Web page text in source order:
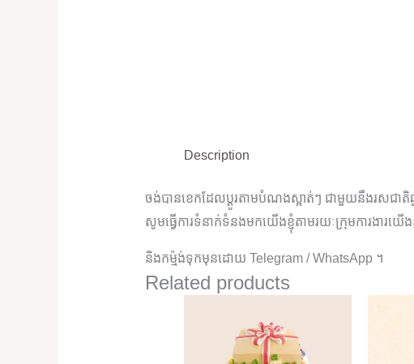
Description
ចង់បានខេកដែលប្តូរតាមបំណងស្អាត់ៗ ជាមួយនឹងរសជាតិ
សូមធ្វើការទំនាក់ទំនងមកយើងខ្ញុំតាមរយៈក្រុមការងារយើ
និងកម្ម៉ង់ទុកមុនដោយ Telegram / WhatsApp ។
Related products